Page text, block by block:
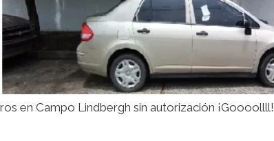
en Campo Lindbergh sin autorización ¡Goooollll!